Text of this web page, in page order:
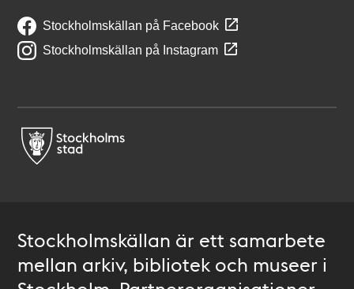
Stockholmskällan på Facebook
Stockholmskällan på Instagram
Stockholmskällan är ett samarbete
mellan arkiv, bibliotek och museer i